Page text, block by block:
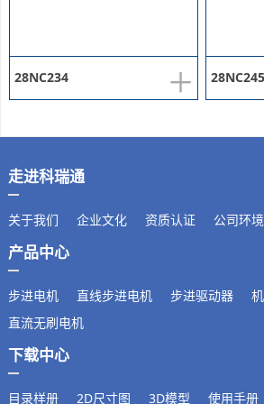
+
28NC234 28NC245
走进科瑞通
关于我们 企业文化 资质认证 公司环境
产品中心
步进电机 直线步进电机 步进驱动器
直流无刷电机
下载中心
目录样册 2D尺寸图 3D模型 使用手册